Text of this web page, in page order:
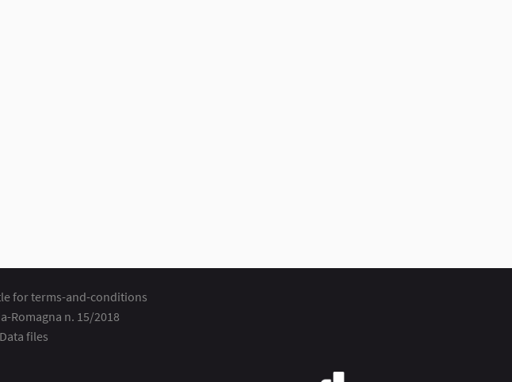
for terms-and-conditions
Romagna n. 15/2018
files